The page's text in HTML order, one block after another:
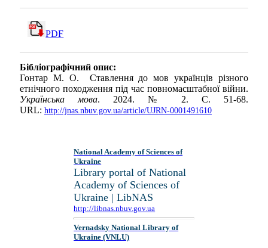
PDF
Бібліографічний опис:
Гонтар М. О. Ставлення до мов українців різного
етнічного походження під час повномасштабної війни.
Українська мова. 2024. № 2. С. 51-68.
URL: http://jnas.nbuv.gov.ua/article/UJRN-0001491610
National Academy of Sciences of
Ukraine
Library portal of National
Academy of Sciences of
Ukraine | LibNAS
http://libnas.nbuv.gov.ua
Vernadsky National Library of
Ukraine (VNLU)